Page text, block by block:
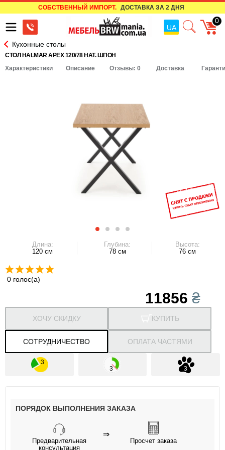
СОБСТВЕННЫЙ ИМПОРТ. ДОСТАВКА ЗА 2 ДНЯ
UA
0
Кухонные столы
СТОЛ HALMAR APEX 120/78 НАТ. ШПОН
Характеристики
Описание Отзывы: 0 Доставка
Длина:
120 см
Глубина:
78 см
Высота:
76 см
0 голос(а)
11856 ₴
КУПИТЬ
СОТРУДНИЧЕСТВО
ХОЧУ СКИДКУ
ОПЛАТА ЧАСТЯМИ
ПОРЯДОК ВЫПОЛНЕНИЯ ЗАКАЗА
Предварительная
консультация
⇒
Просчет заказа